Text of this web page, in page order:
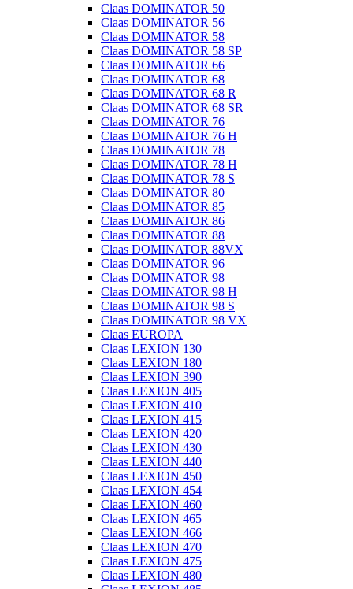
Claas DOMINATOR 50
Claas DOMINATOR 56
Claas DOMINATOR 58
Claas DOMINATOR 58 SP
Claas DOMINATOR 66
Claas DOMINATOR 68
Claas DOMINATOR 68 R
Claas DOMINATOR 68 SR
Claas DOMINATOR 76
Claas DOMINATOR 76 H
Claas DOMINATOR 78
Claas DOMINATOR 78 H
Claas DOMINATOR 78 S
Claas DOMINATOR 80
Claas DOMINATOR 85
Claas DOMINATOR 86
Claas DOMINATOR 88
Claas DOMINATOR 88VX
Claas DOMINATOR 96
Claas DOMINATOR 98
Claas DOMINATOR 98 H
Claas DOMINATOR 98 S
Claas DOMINATOR 98 VX
Claas EUROPA
Claas LEXION 130
Claas LEXION 180
Claas LEXION 390
Claas LEXION 405
Claas LEXION 410
Claas LEXION 415
Claas LEXION 420
Claas LEXION 430
Claas LEXION 440
Claas LEXION 450
Claas LEXION 454
Claas LEXION 460
Claas LEXION 465
Claas LEXION 466
Claas LEXION 470
Claas LEXION 475
Claas LEXION 480